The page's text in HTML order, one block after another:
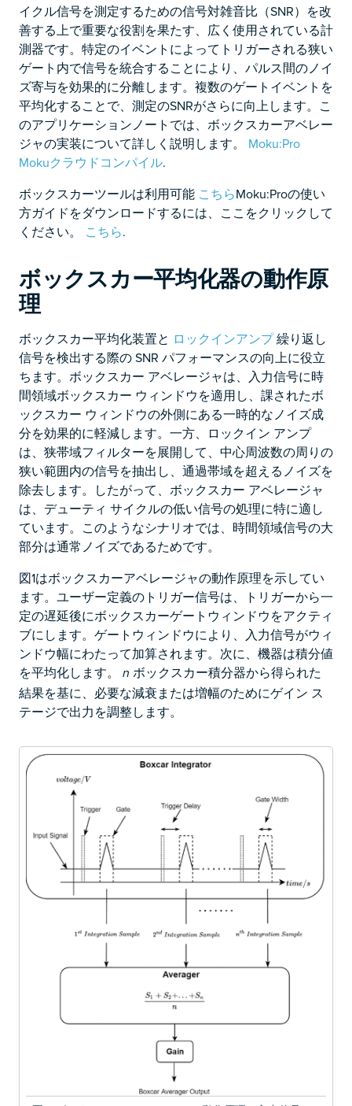
イクル信号を測定するための信号対雑音比（SNR）を改
善する上で重要な役割を果たす、広く使用されている計
測器です。特定のイベントによってトリガーされる狭い
ゲート内で信号を統合することにより、パルス間のノイ
ズ寄与を効果的に分離します。複数のゲートイベントを
平均化することで、測定のSNRがさらに向上します。こ
のアプリケーションノートでは、ボックスカーアベレー
ジャの実装について詳しく説明します。 Moku:Pro
Mokuクラウドコンパイル.
ボックスカーツールは利用可能 こちらMoku:Proの使い
方ガイドをダウンロードするには、ここをクリックして
ください。 こちら.
ボックスカー平均化器の動作原
理
ボックスカー平均化装置と ロックインアンプ繰り返し
信号を検出する際の SNR パフォーマンスの向上に役立
ちます。ボックスカー アベレージャは、入力信号に時
間領域ボックスカー ウィンドウを適用し、課されたボ
ックスカー ウィンドウの外側にある一時的なノイズ成
分を効果的に軽減します。一方、ロックイン アンプ
は、狭帯域フィルターを展開して、中心周波数の周りの
狭い範囲内の信号を抽出し、通過帯域を超えるノイズを
除去します。したがって、ボックスカー アベレージャ
は、デューティ サイクルの低い信号の処理に特に適し
ています。このようなシナリオでは、時間領域信号の大
部分は通常ノイズであるためです。
図1はボックスカーアベレージャの動作原理を示してい
ます。ユーザー定義のトリガー信号は、トリガーから一
定の遅延後にボックスカーゲートウィンドウをアクティ
ブにします。ゲートウィンドウにより、入力信号がウィ
ンドウ幅にわたって加算されます。次に、機器は積分値
を平均化します。 n ボックスカー積分器から得られた
結果を基に、必要な減衰または増幅のためにゲイン ス
テージで出力を調整します。